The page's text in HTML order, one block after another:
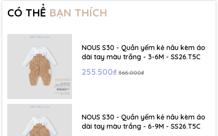
15Kg
17Kg
- Size 4 - 5Y: ( Viết tắt: 4Y) chiều cao: 107 - 114cm ~ cân nặng: 17
- Size 5 - 6Y: ( Viết tắt: 5Y) chiều cao: 114 - 122cm ~ cân nặng: 19
☁️ Bảng Size Mũ, Giày và Phụ kiện :
CÓ THỂ BẠN THÍCH
NOUS S30 - Quần yếm kẻ nâu kèm áo
dài tay màu trắng - 3-6M - SS26.T5C
255.500₫ 365.000₫
NOUS S30 - Quần yếm kẻ nâu kèm áo
dài tay màu trắng - 6-9M - SS26.T5C